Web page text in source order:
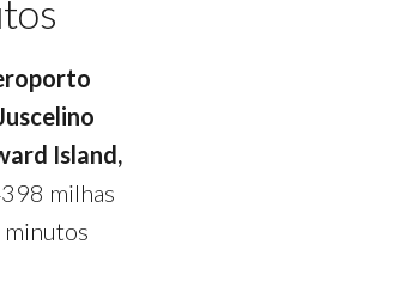
Island,
milhas
minutos